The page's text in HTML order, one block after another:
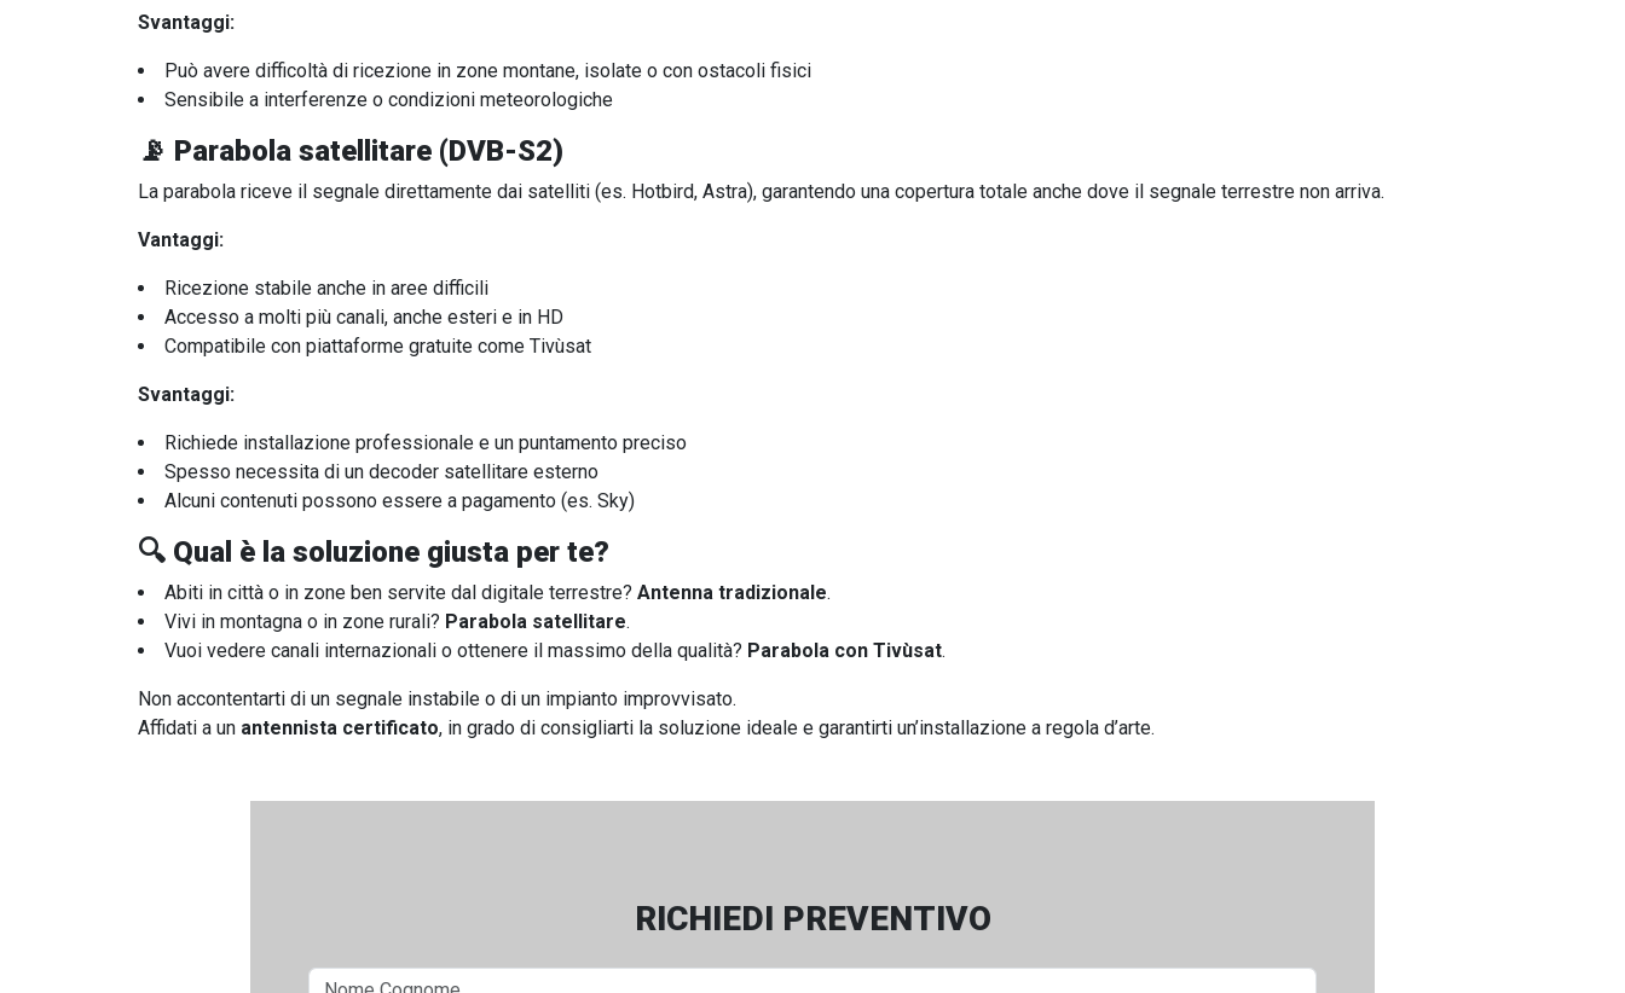
Svantaggi:
Può avere difficoltà di ricezione in zone montane, isolate o con ostacoli fisici
Sensibile a interferenze o condizioni meteorologiche
📡 Parabola satellitare (DVB-S2)
La parabola riceve il segnale direttamente dai satelliti (es. Hotbird, Astra), garantendo una copertura totale anche dove il segnale terrestre non arriva.
Vantaggi:
Ricezione stabile anche in aree difficili
Accesso a molti più canali, anche esteri e in HD
Compatibile con piattaforme gratuite come Tivùsat
Svantaggi:
Richiede installazione professionale e un puntamento preciso
Spesso necessita di un decoder satellitare esterno
Alcuni contenuti possono essere a pagamento (es. Sky)
🔍 Qual è la soluzione giusta per te?
Abiti in città o in zone ben servite dal digitale terrestre? Antenna tradizionale.
Vivi in montagna o in zone rurali? Parabola satellitare.
Vuoi vedere canali internazionali o ottenere il massimo della qualità? Parabola con Tivùsat.
Non accontentarti di un segnale instabile o di un impianto improvvisato.
Affidati a un antennista certificato, in grado di consigliarti la soluzione ideale e garantirti un’installazione a regola d’arte.
RICHIEDI PREVENTIVO